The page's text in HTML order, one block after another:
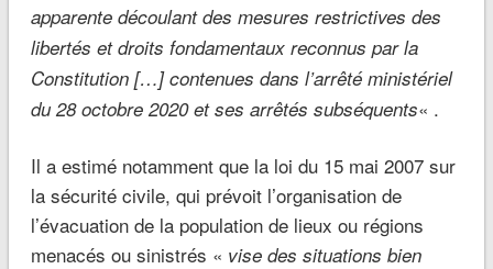
apparente découlant des mesures restrictives des
libertés et droits fondamentaux reconnus par la
Constitution […] contenues dans l’arrêté ministériel
du 28 octobre 2020 et ses arrêtés subséquents« .
Il a estimé notamment que la loi du 15 mai 2007 sur
la sécurité civile, qui prévoit l’organisation de
l’évacuation de la population de lieux ou régions
menacés ou sinistrés « vise des situations bien